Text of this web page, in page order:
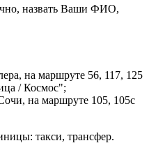
назвать Ваши ФИО,
на маршруте 56, 117, 125
/ Космос";
на маршруте 105, 105с
такси, трансфер.